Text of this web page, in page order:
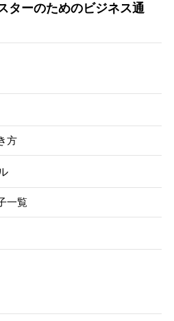
ターのためのビジネス通
方
一覧